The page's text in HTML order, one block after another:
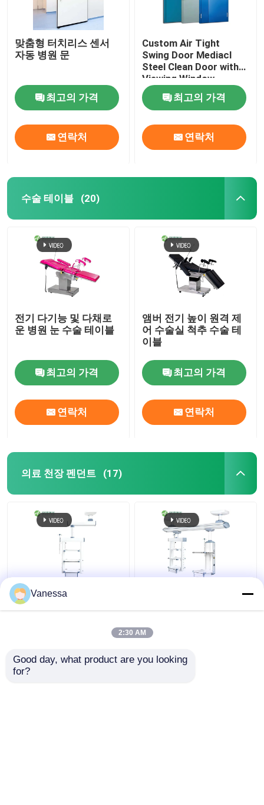
맞춤형 터치리스 센서
자동 병원 문
최고의 가격
연락처
Custom Air Tight
Swing Door Mediacl
Steel Clean Door with
Viewing Window
최고의 가격
연락처
수술 테이블 (20)
전기 다기능 및 다채로
운 병원 눈 수술 테이블
최고의 가격
연락처
앰버 전기 높이 원격 제
어 수술실 척추 수술 테
이블
최고의 가격
연락처
의료 천장 펜던트 (17)
AMBER 유연 통합 기능
천장 부착형 의료 가스
Vanessa
2:30 AM
Good day, what product are you looking
for?